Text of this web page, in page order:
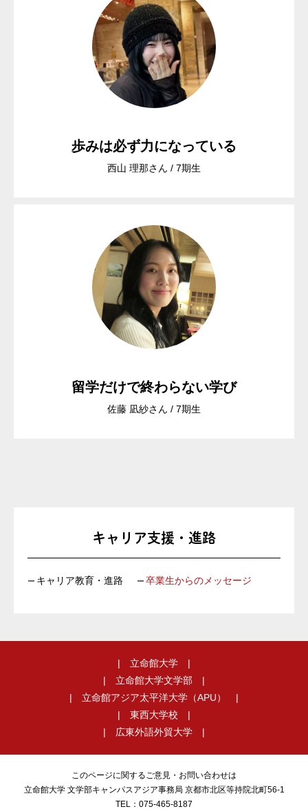
歩みは必ず力になっている
西山 理那さん / 7期生
留学だけで終わらない学び
佐藤 凪紗さん / 7期生
キャリア支援・進路
キャリア教育・進路 卒業生からのメッセージ
立命館大学
立命館大学文学部
立命館アジア太平洋大学（APU）
東西大学校
広東外語外貿大学
このページに関するご意見・お問い合わせは
立命館大学 文学部キャンパスアジア事務局 京都市北区等持院北町56-1
TEL：075-465-8187